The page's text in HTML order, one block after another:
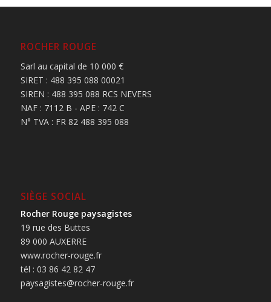
ROCHER ROUGE
Sarl au capital de 10 000 €
SIRET : 488 395 088 00021
SIREN : 488 395 088 RCS NEVERS
NAF : 7112 B - APE : 742 C
N° TVA : FR 82 488 395 088
SIÈGE SOCIAL
Rocher Rouge paysagistes
19 rue des Buttes
89 000 AUXERRE
www.rocher-rouge.fr
tél : 03 86 42 82 47
paysagistes@rocher-rouge.fr